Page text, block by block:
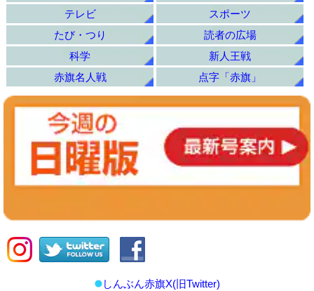
テレビ
スポーツ
たび・つり
読者の広場
科学
新人王戦
赤旗名人戦
点字「赤旗」
しんぶん赤旗X(旧Twitter)